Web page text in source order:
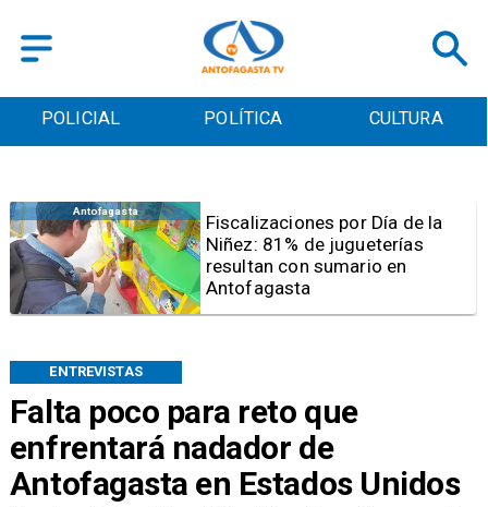
POLICIAL POLÍTICA CULTURA
Falta poco para reto que
enfrentará nadador de
Antofagasta en Estados Unidos
ENTREVISTAS
Antofagasta
Tribunal frena opción de pena
mixta para Karen Rojo por ahora